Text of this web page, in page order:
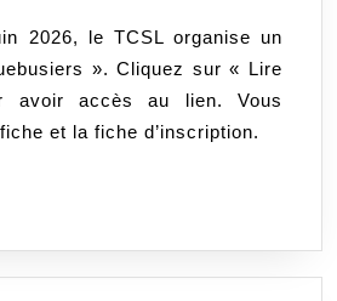
2026, le TCSL organise un
». Cliquez sur « Lire
avoir accès au lien. Vous
et la fiche d’inscription.